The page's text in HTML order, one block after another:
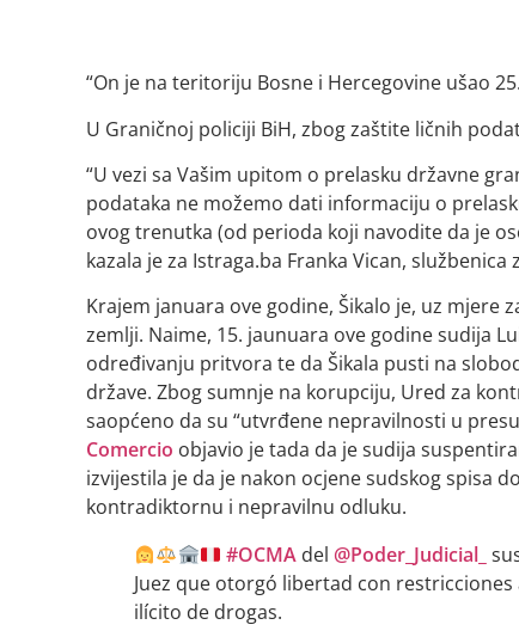
“On je na teritoriju Bosne i Hercegovine ušao
U Graničnoj policiji BiH, zbog zaštite ličnih
“U vezi sa Vašim upitom o prelasku državne
podataka ne možemo dati informaciju o
ovog trenutka (od perioda koji navodite da je
kazala je za Istraga.ba Franka Vican,
Krajem januara ove godine, Šikalo je, uz mjere
zemlji. Naime, 15. jaunuara ove godine sudija
određivanju pritvora te da Šikala pusti na
države. Zbog sumnje na korupciju, Ured za
saopćeno da su “utvrđene nepravilnosti u
Comercio objavio je tada da je sudija
izvijestila je da je nakon ocjene sudskog spisa
kontradiktornu i nepravilnu odluku.
#OCMAdel @Poder_Judicial_
Juez que otorgó libertad con
ilícito de drogas.